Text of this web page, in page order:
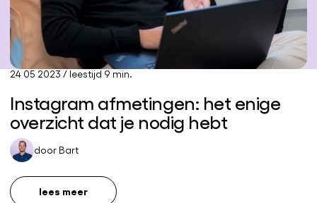
24 05 2023 / leestijd 9 min.
Instagram afmetingen: het enige
overzicht dat je nodig hebt
door Bart
lees meer